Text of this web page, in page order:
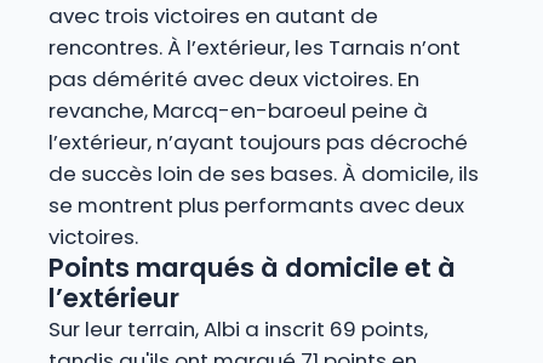
avec trois victoires en autant de
rencontres. À l’extérieur, les Tarnais n’ont
pas démérité avec deux victoires. En
revanche, Marcq-en-baroeul peine à
l’extérieur, n’ayant toujours pas décroché
de succès loin de ses bases. À domicile, ils
se montrent plus performants avec deux
victoires.
Points marqués à domicile et à
l’extérieur
Sur leur terrain, Albi a inscrit 69 points,